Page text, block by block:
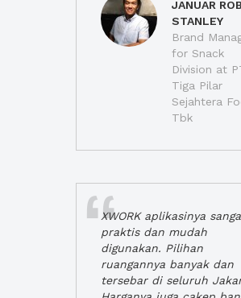
JANUAR
STANLEY
Brand
for Snack
Division at
Tiga Pilar
Sejahtera
Tbk
XWORK aplikasinya
praktis dan mudah
digunakan. Pilihan
ruangannya banyak dan
tersebar di seluruh